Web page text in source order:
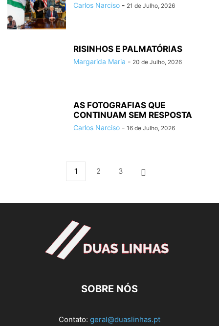
Carlos Narciso - 21 de Julho, 2026
RISINHOS E PALMATÓRIAS
Margarida Maria - 20 de Julho, 2026
AS FOTOGRAFIAS QUE
CONTINUAM SEM RESPOSTA
Carlos Narciso - 16 de Julho, 2026
1 2 3
SOBRE NÓS
Contato: geral@duaslinhas.pt